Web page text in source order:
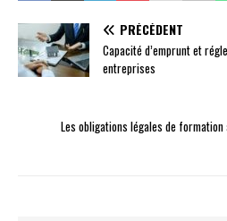
PRÉCÉDENT
Capacité d’emprunt et
entreprises
Les obligations légales de formation